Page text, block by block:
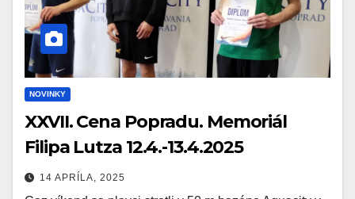
NOVINKY
XXVII. Cena Popradu. Memoriál
Filipa Lutza 12.4.-13.4.2025
14 APRÍLA, 2025